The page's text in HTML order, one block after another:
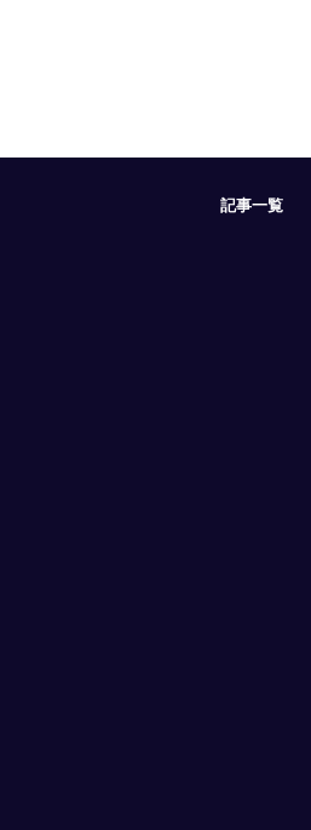
記事一覧
５月
１１